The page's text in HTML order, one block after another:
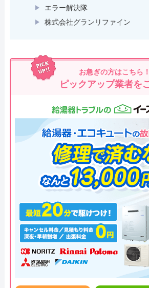
エラー解決隊
株式会社グランリファイン
お急ぎの方はこちら！
ピックアップ業者を